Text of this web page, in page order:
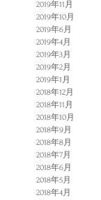
2019年11月
2019年10月
2019年6月
2019年4月
2019年3月
2019年2月
2019年1月
2018年12月
2018年11月
2018年10月
2018年9月
2018年8月
2018年7月
2018年6月
2018年5月
2018年4月